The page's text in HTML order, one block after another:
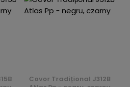
Covor Tradițional J312B